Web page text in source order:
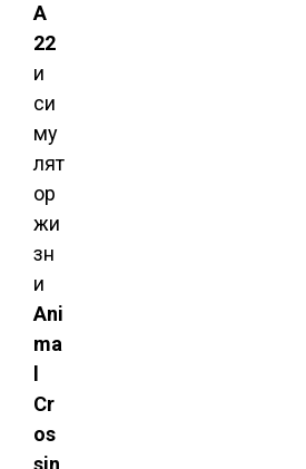
A
22
и
си
му
лят
ор
жи
зн
и
Ani
ma
Cr
os
sin